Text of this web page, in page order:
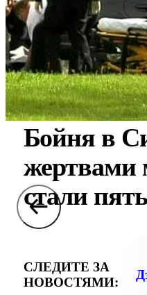
Бойня в
жертвами
стали
СЛЕДИТЕ ЗА
НОВОСТЯМИ: